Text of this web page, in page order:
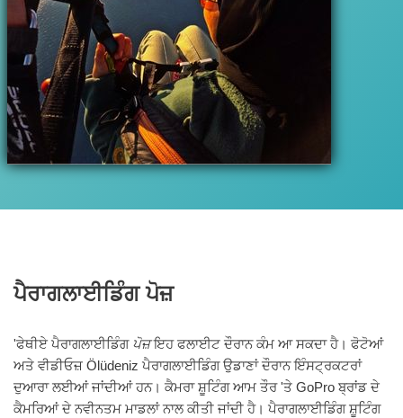
ਪੈਰਾਗਲਾਈਡਿੰਗ ਪੋਜ਼
'ਫੇਥੀਏ ਪੈਰਾਗਲਾਈਡਿੰਗਪੋਜ਼ਇਹ ਫਲਾਈਟ ਦੌਰਾਨ ਕੰਮ ਆ ਸਕਦਾ ਹੈ। ਫੋਟੋਆਂ
ਅਤੇ ਵੀਡੀਓਜ਼ Ölüdeniz ਪੈਰਾਗਲਾਈਡਿੰਗ ਉਡਾਣਾਂ ਦੌਰਾਨ ਇੰਸਟ੍ਰਕਟਰਾਂ
ਦੁਆਰਾ ਲਈਆਂ ਜਾਂਦੀਆਂ ਹਨ। ਕੈਮਰਾ ਸ਼ੂਟਿੰਗ ਆਮ ਤੌਰ 'ਤੇ GoPro ਬ੍ਰਾਂਡ ਦੇ
ਕੈਮਰਿਆਂ ਦੇ ਨਵੀਨਤਮ ਮਾਡਲਾਂ ਨਾਲ ਕੀਤੀ ਜਾਂਦੀ ਹੈ। ਪੈਰਾਗਲਾਈਡਿੰਗ ਸ਼ੂਟਿੰਗ